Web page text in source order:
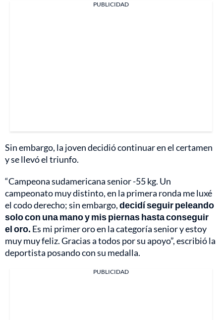
PUBLICIDAD
Sin embargo, la joven decidió continuar en el certamen
y se llevó el triunfo.
“Campeona sudamericana senior -55 kg. Un
campeonato muy distinto, en la primera ronda me luxé
el codo derecho; sin embargo,decidí seguir peleando
solo con una mano y mis piernas hasta conseguir
el oro. Es mi primer oro en la categoría senior y estoy
muy muy feliz. Gracias a todos por su apoyo”, escribió la
deportista posando con su medalla.
PUBLICIDAD